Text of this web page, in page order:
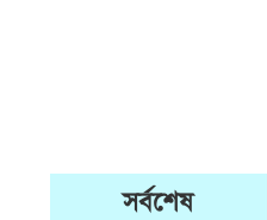
সর্বশেষ